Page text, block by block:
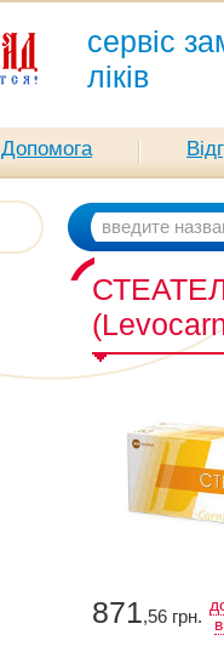
сервіс
ліків
Допомога
871,56 грн.